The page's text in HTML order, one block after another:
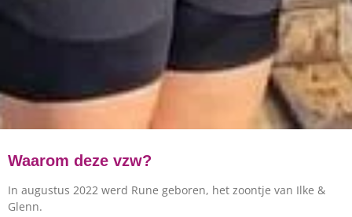
Waarom deze vzw?
In augustus 2022 werd Rune geboren, het zoontje van Ilke &
Glenn.